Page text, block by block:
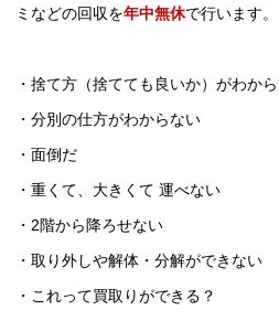
ミなどの回収を年中無休で行います。
・捨て方（捨てても良いか）がわか
・分別の仕方がわからない
・面倒だ
・重くて、大きくて 運べない
・2階から降ろせない
・取り外しや解体・分解ができない
・これって買取りができる？